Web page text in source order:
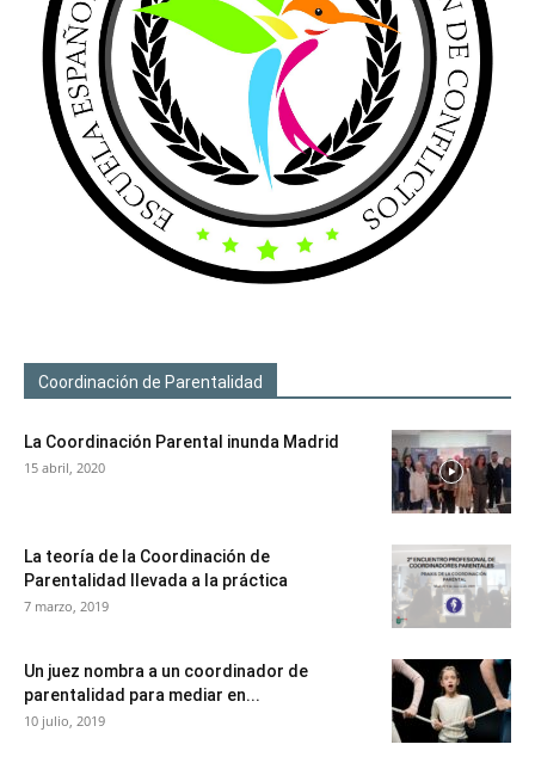
Coordinación de Parentalidad
La Coordinación Parental inunda Madrid
15 abril, 2020
La teoría de la Coordinación de
Parentalidad llevada a la práctica
7 marzo, 2019
Un juez nombra a un coordinador de
parentalidad para mediar en...
10 julio, 2019